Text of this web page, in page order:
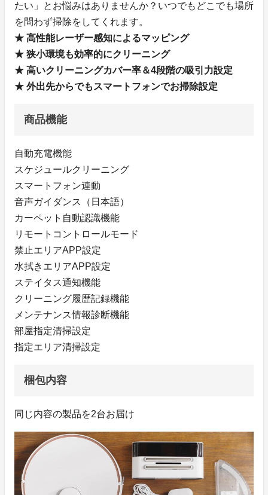
たい」とお悩みはありませんか？いつでもどこでも場所
を問わず掃除をしてくれます。
★ 高性能レーザー感知によるマッピング
★ 狭小環境も効率的にクリーニング
★ 高いクリーニングカバー率＆4段階の吸引力設定
★ 外出先からでもスマートフォンでお掃除設定
商品機能
自動充電機能
スケジュールクリーニング
スマートフォン連動
音声ガイダンス（日本語）
カーペット自動認識機能
リモートコントロールモード
禁止エリアAPP設定
水拭きエリアAPP設定
ステイタス通知機能
クリーニング履歴記録機能
メンテナンス情報診断機能
部屋指定清掃設定
指定エリア清掃設定
梱包内容
同じ内容の製品を2台お届け